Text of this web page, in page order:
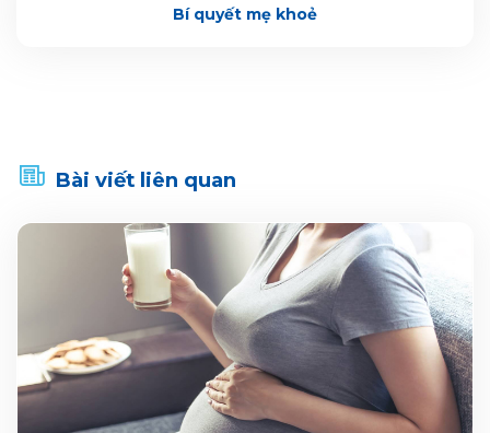
Bí quyết mẹ khoẻ
Bài viết liên quan